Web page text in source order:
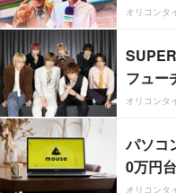
オリコンタ
フュー
オリコンタ
パソコ
0万円
オリコンタ